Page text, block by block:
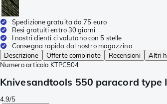
Spedizione gratuita da 75 euro
Resi gratuiti entro 30 giorni
I nostri clienti ci valutano con 5 stelle
Consegna rapida dal nostro magazzino
Descrizione
Offerte combinate Recensioni Altri
Numero articolo KTPC504
Knivesandtools 550 paracord type
4.9/5